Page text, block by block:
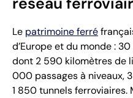
Le patrimoine ferré
d’Europe et du monde :
dont 2 590 kilomètres de
000 passages à niveaux,
1 850 tunnels ferroviaires.